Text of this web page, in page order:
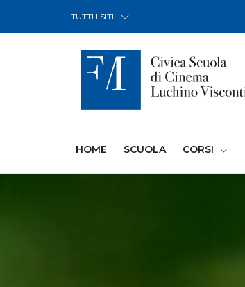
TUTTI I SITI
HOME (CURRENT)
SCUOLA CORSI